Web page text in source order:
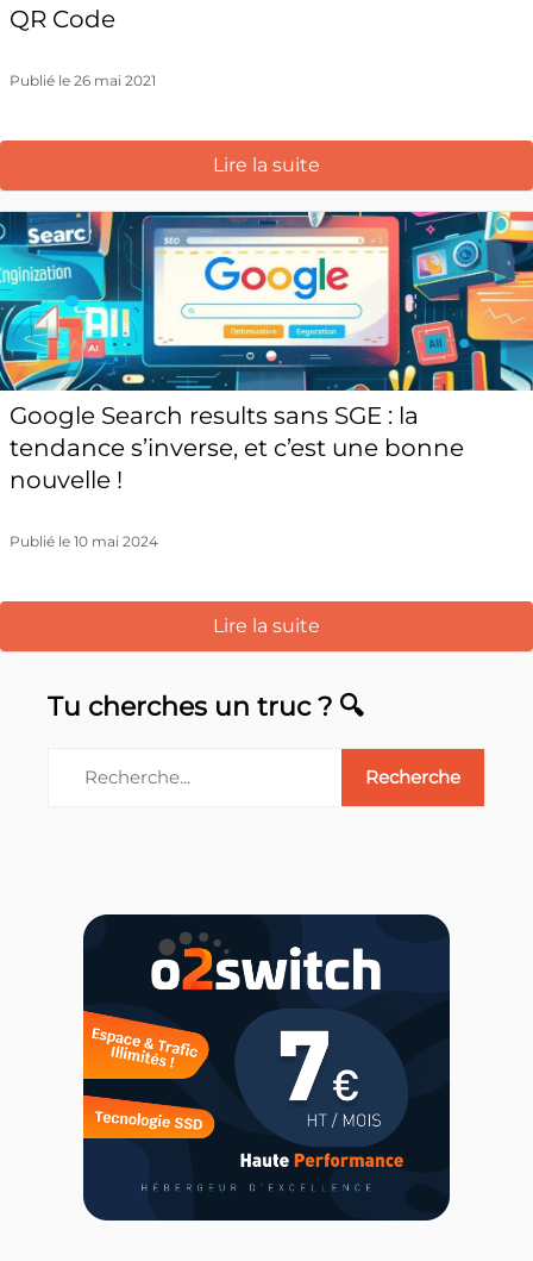
QR Code
Publié le 26 mai 2021
Lire la suite
Google Search results sans SGE : la
tendance s’inverse, et c’est une bonne
nouvelle !
Publié le 10 mai 2024
Lire la suite
Tu cherches un truc ? 🔍